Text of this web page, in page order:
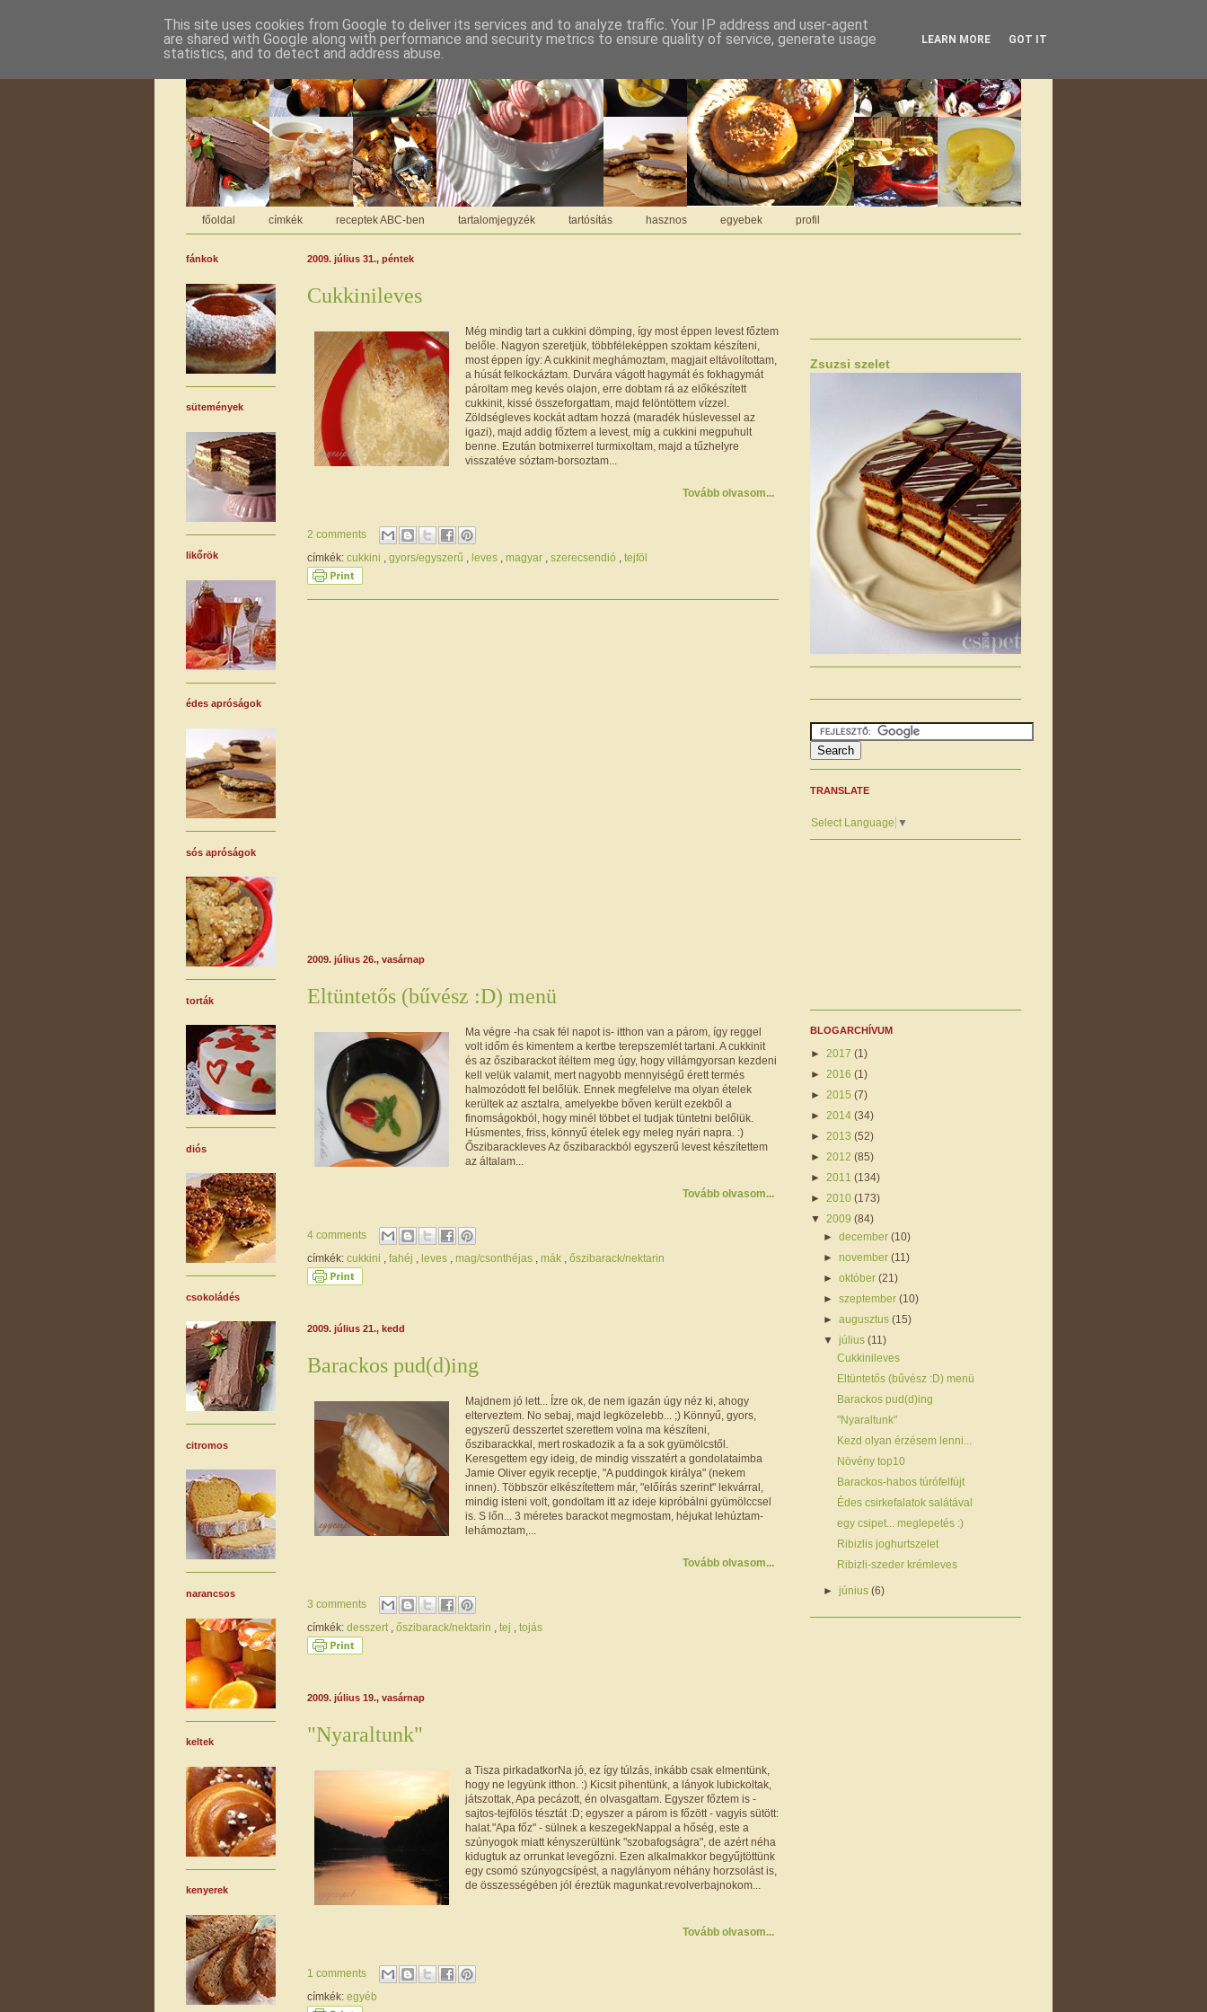
főoldal címkék receptek ABC-ben tartalomjegyzék tartósítás hasznos egyebek profil
2009. július 31., péntek
Cukkinileves
Még mindig tart a cukkini dömping, így most éppen levest főztem
belőle. Nagyon szeretjük, többféleképpen szoktam készíteni,
most éppen így: A cukkinit meghámoztam, magjait eltávolítottam,
a húsát felkockáztam. Durvára vágott hagymát és fokhagymát
pároltam meg kevés olajon, erre dobtam rá az előkészített
cukkinit, kissé összeforgattam, majd felöntöttem vízzel.
Zöldségleves kockát adtam hozzá (maradék húslevessel az
igazi), majd addig főztem a levest, míg a cukkini megpuhult
benne. Ezután botmixerrel turmixoltam, majd a tűzhelyre
visszatéve sóztam-borsoztam...
Tovább olvasom...
2 comments
címkék: cukkini gyors/egyszerű leves magyar szerecsendió tejföl
2009. július 26., vasárnap
Eltüntetős (bűvész :D) menü
Ma végre -ha csak fél napot is- itthon van a párom, így reggel
volt időm és kimentem a kertbe terepszemlét tartani. A cukkinit
és az őszibarackot ítéltem meg úgy, hogy villámgyorsan kezdeni
kell velük valamit, mert nagyobb mennyiségű érett termés
halmozódott fel belőlük. Ennek megfelelve ma olyan ételek
kerültek az asztalra, amelyekbe bőven került ezekből a
finomságokból, hogy minél többet el tudjak tüntetni belőlük.
Húsmentes, friss, könnyű ételek egy meleg nyári napra. :)
Őszibarackleves Az őszibarackból egyszerű levest készítettem
az általam...
Tovább olvasom...
4 comments
címkék: cukkini fahéj leves mag/csonthéjas mák őszibarack/nektarin
2009. július 21., kedd
Barackos pud(d)ing
Majdnem jó lett... Ízre ok, de nem igazán úgy néz ki, ahogy
elterveztem. No sebaj, majd legközelebb... ;) Könnyű, gyors,
egyszerű desszertet szerettem volna ma készíteni,
őszibarackkal, mert roskadozik a fa a sok gyümölcstől.
Keresgettem egy ideig, de mindig visszatért a gondolataimba
Jamie Oliver egyik receptje, "A puddingok királya" (nekem
innen). Többször elkészítettem már, "előírás szerint" lekvárral,
mindig isteni volt, gondoltam itt az ideje kipróbálni gyümölccsel
is. S lőn... 3 méretes barackot megmostam, héjukat lehúztam-
lehámoztam,...
Tovább olvasom...
3 comments
címkék: desszert , őszibarack/nektarin , tej , tojás
2009. július 19., vasárnap
"Nyaraltunk"
a Tisza pirkadatkorNa jó, ez így túlzás, inkább csak elmentünk,
hogy ne legyünk itthon. :) Kicsit pihentünk, a lányok lubickoltak,
játszottak, Apa pecázott, én olvasgattam. Egyszer főztem is -
sajtos-tejfölös tésztát :D; egyszer a párom is főzött - vagyis sütött:
halat."Apa főz" - sülnek a keszegekNappal a hőség, este a
szúnyogok miatt kényszerültünk "szobafogságra", de azért néha
kidugtuk az orrunkat levegőzni. Ezen alkalmakkor begyűjtöttünk
egy csomó szúnyogcsípést, a nagylányom néhány horzsolást is,
de összességében jól éreztük magunkat.revolverbajnokom...
Tovább olvasom...
1 comments
címkék: egyéb
fánkok
sütemények
likőrök
édes apróságok
sós apróságok
torták
diós
csokoládés
citromos
narancsos
keltek
kenyerek
Zsuzsi szelet
TRANSLATE
Select Language ▼
BLOGARCHÍVUM
► 2017 (1)
► 2016 (1)
► 2015 (7)
► 2014 (34)
► 2013 (52)
► 2012 (85)
► 2011 (134)
► 2010 (173)
▼ 2009 (84)
►december(10)
►november(11)
►október(21)
►szeptember(10)
►augusztus(15)
▼július(11)
Cukkinileves
Eltüntetős (bűvész :D) menü
Barackos pud(d)ing
"Nyaraltunk"
Kezd olyan érzésem lenni...
Növény top10
Barackos-habos túrófelfújt
Édes csirkefalatok salátával
egy csipet... meglepetés :)
Ribizlis joghurtszelet
Ribizli-szeder krémleves
►június(6)
This site uses cookies from Google to deliver its services and to analyze traffic. Your IP address and user-agent
are shared with Google along with performance and security metrics to ensure quality of service, generate usage
statistics, and to detect and address abuse.
LEARN MORE GOT IT